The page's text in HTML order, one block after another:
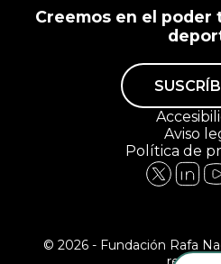
Creemos en el poder
Aviso
Política de
© 2026 - Fundación Rafa